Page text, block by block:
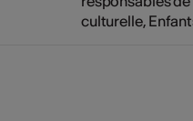
culturelle,